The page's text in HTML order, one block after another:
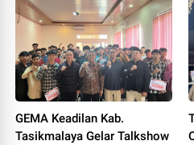
GEMA Keadilan Kab.
Tasikmalaya Gelar Talkshow